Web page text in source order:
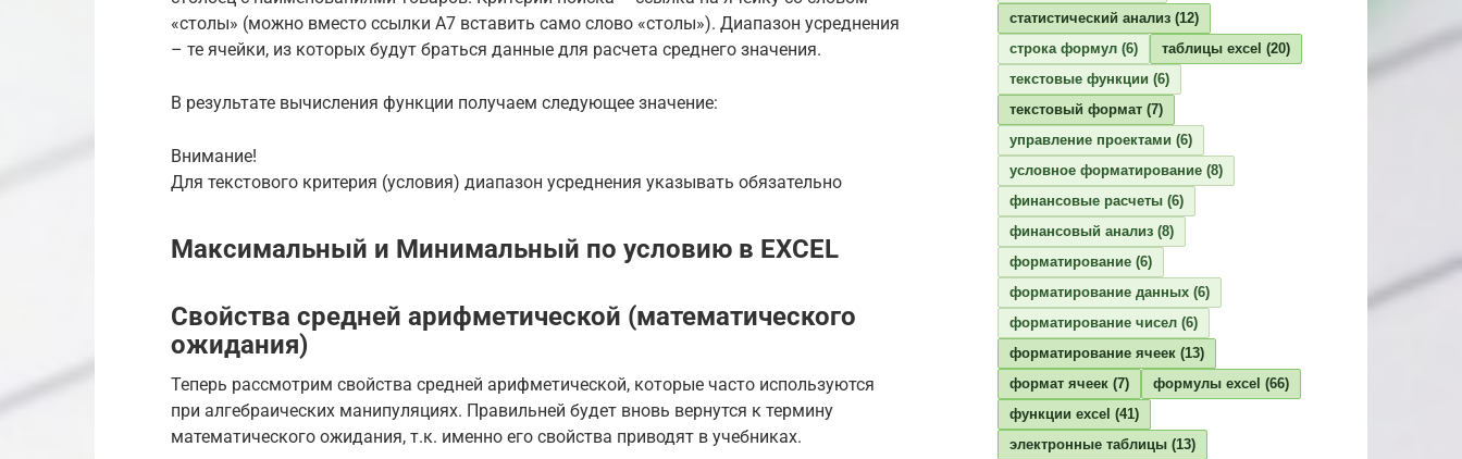
«столы» (можно вместо ссылки A7 вставить само слово «столы»). Диапазон усреднения
– те ячейки, из которых будут браться данные для расчета среднего значения.
В результате вычисления функции получаем следующее значение:
Внимание!
Для текстового критерия (условия) диапазон усреднения указывать обязательно
Максимальный и Минимальный по условию в EXCEL
Свойства средней арифметической (математического
ожидания)
Теперь рассмотрим свойства средней арифметической, которые часто используются
при алгебраических манипуляциях. Правильней будет вновь вернутся к термину
математического ожидания, т.к. именно его свойства приводят в учебниках.
статистический анализ (12)
строка формул (6) таблицы excel (20)
текстовые функции (6)
текстовый формат (7)
управление проектами (6)
условное форматирование (8)
финансовые расчеты (6)
финансовый анализ (8)
форматирование (6)
форматирование данных (6)
форматирование чисел (6)
форматирование ячеек (13)
формат ячеек (7) формулы excel (66)
функции excel (41)
электронные таблицы (13)